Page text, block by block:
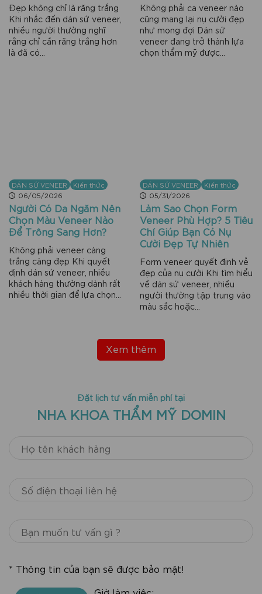
Đẹp không chỉ là răng trắng
Khi nhắc đến dán sứ veneer,
nhiều người thường nghĩ
rằng chỉ cần răng trắng hơn
là đã có...
Không phải ca veneer nào
cũng mang lại nụ cười đẹp
như mong đợi Dán sứ
veneer đang trở thành lựa
chọn thẩm mỹ được...
DÁN SỨ VENEER
Kiến thức
06/05/2026
Người Có Da Ngăm Nên
Chọn Màu Veneer Nào
Để Trông Sang Hơn?
Không phải veneer càng
trắng càng đẹp Khi quyết
định dán sứ veneer, nhiều
khách hàng thường dành rất
nhiều thời gian để lựa chọn...
DÁN SỨ VENEER
Kiến thức
05/31/2026
Làm Sao Chọn Form
Veneer Phù Hợp? 5 Tiêu
Chí Giúp Bạn Có Nụ
Cười Đẹp Tự Nhiên
Form veneer quyết định vẻ
đẹp của nụ cười Khi tìm hiểu
về dán sứ veneer, nhiều
người thường tập trung vào
màu sắc hoặc...
Xem thêm
Đặt lịch tư vấn miễn phí tại
NHA KHOA THẨM MỸ DOMIN
* Thông tin của bạn sẽ được bảo mật!